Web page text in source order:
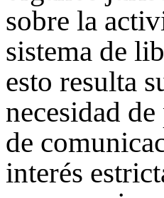
sobre la
sistema de
esto resulta
necesidad
de
interés